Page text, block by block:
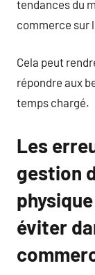
tendances du
commerce sur
Cela peut
répondre aux
temps chargé.
Les
gestion
éviter